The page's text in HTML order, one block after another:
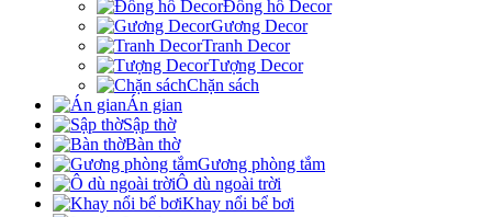
Đồng hồ Decor
Gương Decor
Tranh Decor
Tượng Decor
Chặn sách
Án gian
Sập thờ
Bàn thờ
Gương phòng tắm
Ô dù ngoài trời
Khay nổi bể bơi